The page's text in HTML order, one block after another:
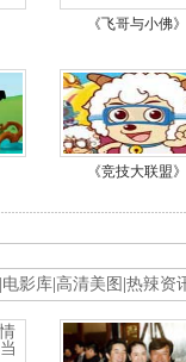
《飞哥与小佛》
《竞技大联盟》
电影库 高清美图 热辣资